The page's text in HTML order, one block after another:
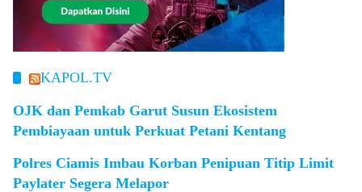
KAPOL.TV
OJK dan Pemkab Garut Susun Ekosistem
Pembiayaan untuk Perkuat Petani Kentang
Polres Ciamis Imbau Korban Penipuan Titip Limit
Paylater Segera Melapor